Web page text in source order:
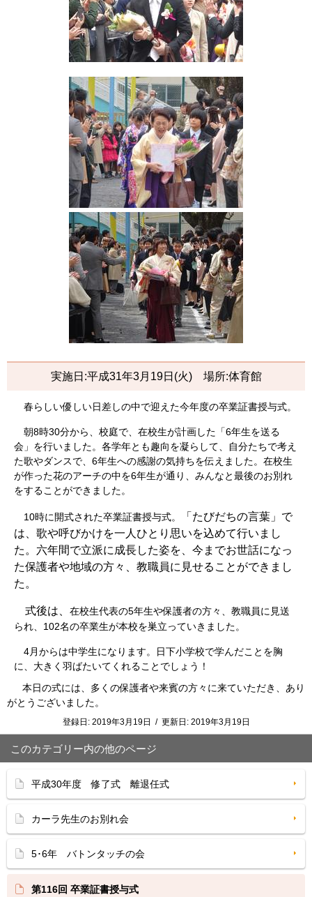
実施日 :平成31年3月 19日 (火)場所:体育館
春らしい優しい日差しの中で迎えた今年度の卒業証書授与式。
朝8時30分から、校庭で、在校生が計画した「6年生を送る
会」を行いました。各学年とも趣向を凝らして、自分たちで考え
た歌やダンスで、 6年生への感謝の気持ちを伝えました。在校生
が作った花のアーチの中を6年生が通り、みんなと最後のお別れ
をすることができました。
10時に開式された卒業証書授与式。
「たびだちの言葉」で
は、歌や呼びかけを一人ひとり思いを込めて行いまし
た。 六年間で立派に成長した姿を、今までお世話になっ
た保護者や地域の方々、教職員に見せることができまし
た。
式後は、 在校生代表の5年生や保護者の方々、教職員に見送
られ、 102名の卒業生が本校を巣立っていきました。
4月からは中学生になります。日下小学校で学んだことを胸
に、大きく羽ばたいてくれることでしょう！
本日の式には、多くの保護者や来賓の方々に来ていただき、あり
がとうございました。
登録日: 2019年3月19日 / 更新日: 2019年3月19日
このカテゴリー内の他のページ
平成30年度 修了式 離退任式
カーラ先生のお別れ会
5･6年 バトンタッチの会
第116回 卒業証書授与式